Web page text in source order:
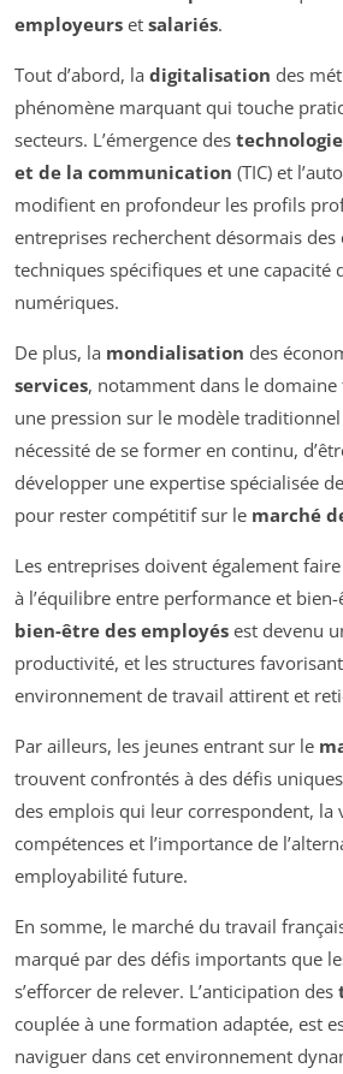
employeurs et salariés.
Tout d’abord, la digitalisation des
phénomène marquant qui touche
secteurs. L’émergence des
et de la communication (TIC) et
modifient en profondeur les profils
entreprises recherchent désormais des
techniques spécifiques et une capacité
numériques.
De plus, la mondialisation des
services, notamment dans le
une pression sur le modèle traditionnel
nécessité de se former en continu,
développer une expertise spécialisée
pour rester compétitif sur le marché
Les entreprises doivent également
à l’équilibre entre performance et
bien-être des employés est devenu
productivité, et les structures
environnement de travail attirent et
Par ailleurs, les jeunes entrant sur le
trouvent confrontés à des défis
des emplois qui leur correspondent, la
compétences et l’importance de
employabilité future.
En somme, le marché du travail
marqué par des défis importants que
s’efforcer de relever. L’anticipation des
couplée à une formation adaptée, est
naviguer dans cet environnement